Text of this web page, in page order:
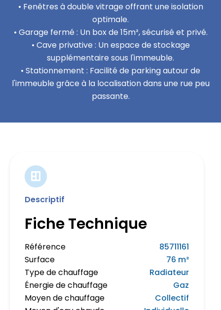
• Fenêtres à double vitrage offrant une isolation
optimale.
• Garage fermé : Un box de 15m², sécurisé et privé.
• Cave privative : Un espace de stockage
supplémentaire sous l'immeuble.
• Stationnement : Facilité de parking autour de
l'immeuble grâce à la localisation dans une rue peu
passante.
Descriptif
Fiche Technique
Référence
85711161
Surface
76 m²
Type de chauffage
Radiateur
Énergie de chauffage
Gaz
Moyen de chauffage
Collectif